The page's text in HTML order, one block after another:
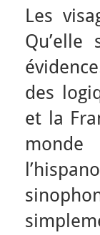
Les
des
et la